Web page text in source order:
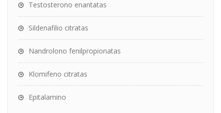
Testosterono enantatas
Sildenafilio citratas
Nandrolono fenilpropionatas
Klomifeno citratas
Epitalamino